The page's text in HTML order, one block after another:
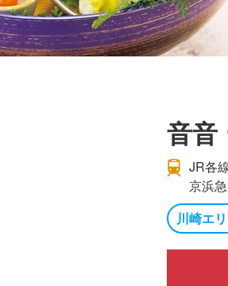
音音
JR各
京浜
川崎エ